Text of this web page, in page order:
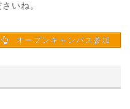
いね。
オープンキャンパス参加